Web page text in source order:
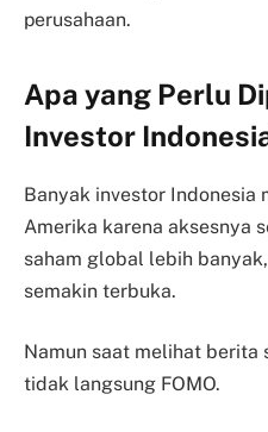
perusahaan.
Apa yang Perlu
Investor
Banyak investor Indonesia
Amerika karena aksesnya
saham global lebih
semakin terbuka.
Namun saat melihat
tidak langsung FOMO.